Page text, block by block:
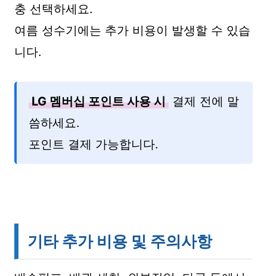
충 선택하세요.
여름 성수기에는 추가 비용이 발생할 수 있습
니다.
LG 멤버십 포인트 사용 시 결제 전에 말
씀하세요.
포인트 결제 가능합니다.
기타 추가 비용 및 주의사항